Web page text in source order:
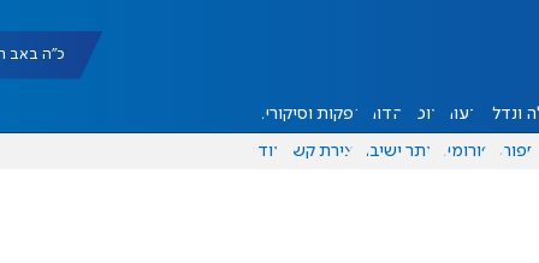
כ"ה באב תשפ"ו
ונדל"ן דעות אוכל יהדות הפקות וסיקורים
ספורט פורומים אתר ישיבה יצירת קשר עוד